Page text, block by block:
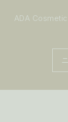
ADA